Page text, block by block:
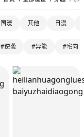
国漫 其他 日漫
#逆袭 #异能 #宅向